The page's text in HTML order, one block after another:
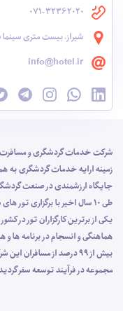
071-32362020
شیراز، بیست متری سینما
info@hotel.ir
زمینه ارایه خدمات گردشگری به
جایگاه ارزشمندی در صنعت
یکی از برترین کارگزاران تور در
هماهنگی و انسجام در برنامه
بیش از 99 درصد از
مجموعه در فرآیند توسعه سفر